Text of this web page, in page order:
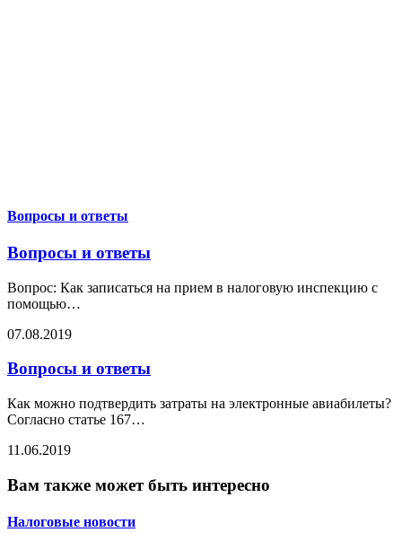
Вопросы и ответы
Вопросы и ответы
Вопрос: Как записаться на прием в налоговую инспекцию с
помощью…
07.08.2019
Вопросы и ответы
Как можно подтвердить затраты на электронные авиабилеты?
Согласно статье 167…
11.06.2019
Вам также может быть интересно
Налоговые новости